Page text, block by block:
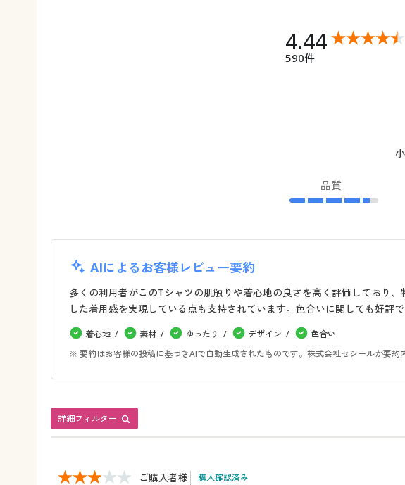
4.44
590件
品質
AIによるお客様レビュー要約
多くの利用者がこのTシャツの肌触りや着心地の良さを高く評価しており
した着用感を実現している点も支持されています。色合いに関しても好評
着心地 素材 ゆったり デザイン
色合い
※ 要約はお客様の投稿に基づきAIで自動生成されたものです。株式会社セシールが要
詳細フィルター
ご購入者様 購入確認済み